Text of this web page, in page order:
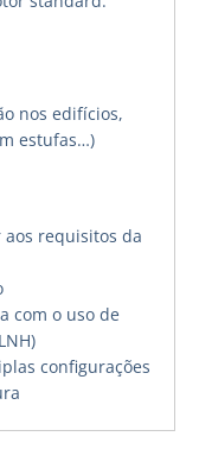
nos edifícios,
estufas…)
requisitos da
com o uso de
configurações